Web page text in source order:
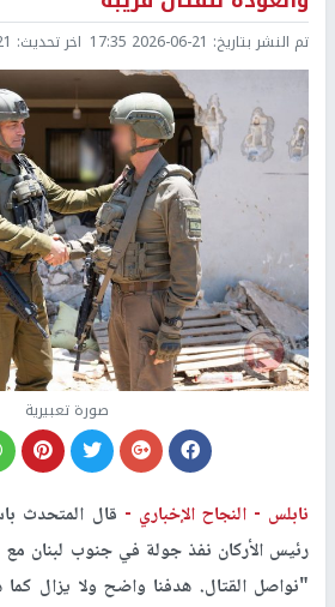
تم النشر بتاريخ: 2026-06-21 17:35 اخر تحديث:
صورة تعبيرية
نابلس -النجاح الإخباري - قال المتحدث
رئيس الأركان نفذ جولة في جنوب لبنان مع
"نواصل القتال. هدفنا واضح ولا يزال